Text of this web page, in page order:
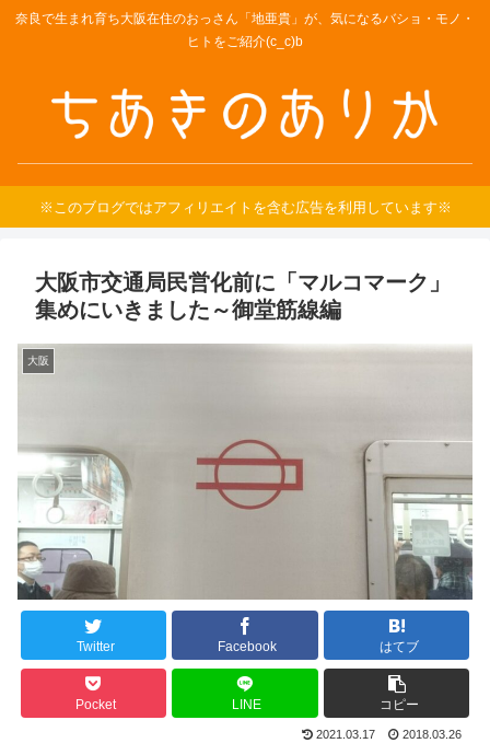
奈良で生まれ育ち大阪在住のおっさん「地亜貴」が、気になるバショ・モノ・
ヒトをご紹介(c_c)b
※このブログではアフィリエイトを含む広告を利用しています※
大阪市交通局民営化前に「マルコマーク」
集めにいきました～御堂筋線編
大阪
Twitter Facebook はてブ
Pocket LINE コピー
2021.03.17 2018.03.26